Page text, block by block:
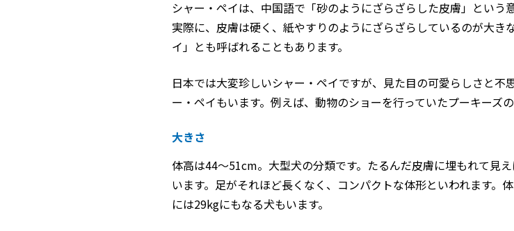
シャー・ペイは、中国語で「砂のようにざらざらした皮膚」という
実際に、皮膚は硬く、紙やすりのようにざらざらしているのが大き
イ」とも呼ばれることもあります。
日本では大変珍しいシャー・ペイですが、見た目の可愛らしさと不
ー・ペイもいます。例えば、動物のショーを行っていたプーキーズ
大きさ
体高は44～51cm。大型犬の分類です。たるんだ皮膚に埋もれて見
います。足がそれほど長くなく、コンパクトな体形といわれます。
には29kgにもなる犬もいます。